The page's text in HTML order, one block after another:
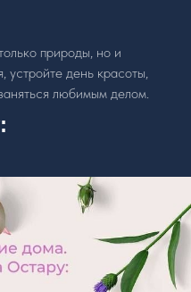
природы, но и
день красоты,
любимым делом.